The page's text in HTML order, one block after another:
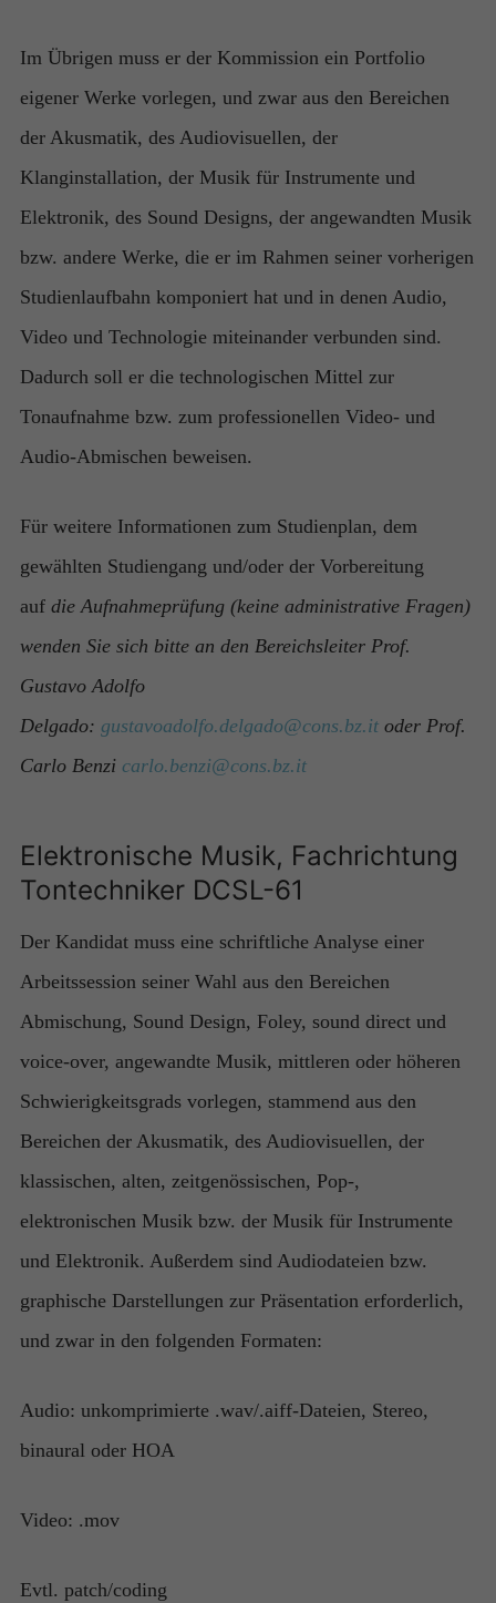
Im Übrigen muss er der Kommission ein Portfolio
eigener Werke vorlegen, und zwar aus den Bereichen
der Akusmatik, des Audiovisuellen, der
Klanginstallation, der Musik für Instrumente und
Elektronik, des Sound Designs, der angewandten Musik
bzw. andere Werke, die er im Rahmen seiner vorherigen
Studienlaufbahn komponiert hat und in denen Audio,
Video und Technologie miteinander verbunden sind.
Dadurch soll er die technologischen Mittel zur
Tonaufnahme bzw. zum professionellen Video- und
Audio-Abmischen beweisen.
Für weitere Informationen zum Studienplan, dem
gewählten Studiengang und/oder der Vorbereitung
auf die Aufnahmeprüfung (keine administrative Fragen)
wenden Sie sich bitte an den Bereichsleiter Prof.
Gustavo Adolfo
Delgado: gustavoadolfo.delgado@cons.bz.it oder Prof.
Carlo Benzi carlo.benzi@cons.bz.it
Elektronische Musik, Fachrichtung
Tontechniker DCSL-61
Der Kandidat muss eine schriftliche Analyse einer
Arbeitssession seiner Wahl aus den Bereichen
Abmischung, Sound Design, Foley, sound direct und
voice-over, angewandte Musik, mittleren oder höheren
Schwierigkeitsgrads vorlegen, stammend aus den
Bereichen der Akusmatik, des Audiovisuellen, der
klassischen, alten, zeitgenössischen, Pop-,
elektronischen Musik bzw. der Musik für Instrumente
und Elektronik. Außerdem sind Audiodateien bzw.
graphische Darstellungen zur Präsentation erforderlich,
und zwar in den folgenden Formaten:
Audio: unkomprimierte .wav/.aiff-Dateien, Stereo,
binaural oder HOA
Video: .mov
Evtl. patch/coding